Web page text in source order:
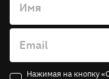
Имя
Email
Нажимая на кнопку